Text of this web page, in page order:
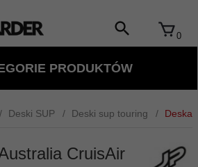
0
PRODUKTÓW
Deski SUP Deski sup touring Deska
CruisAir